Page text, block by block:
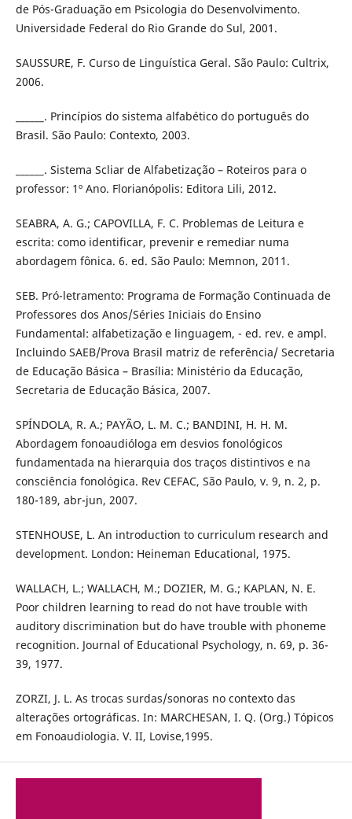
de Pós-Graduação em Psicologia do Desenvolvimento.
Universidade Federal do Rio Grande do Sul, 2001.
SAUSSURE, F. Curso de Linguística Geral. São Paulo: Cultrix,
2006.
______. Princípios do sistema alfabético do português do
Brasil. São Paulo: Contexto, 2003.
______. Sistema Scliar de Alfabetização – Roteiros para o
professor: 1º Ano. Florianópolis: Editora Lili, 2012.
SEABRA, A. G.; CAPOVILLA, F. C. Problemas de Leitura e
escrita: como identificar, prevenir e remediar numa
abordagem fônica. 6. ed. São Paulo: Memnon, 2011.
SEB. Pró-letramento: Programa de Formação Continuada de
Professores dos Anos/Séries Iniciais do Ensino
Fundamental: alfabetização e linguagem, - ed. rev. e ampl.
Incluindo SAEB/Prova Brasil matriz de referência/ Secretaria
de Educação Básica – Brasília: Ministério da Educação,
Secretaria de Educação Básica, 2007.
SPÍNDOLA, R. A.; PAYÃO, L. M. C.; BANDINI, H. H. M.
Abordagem fonoaudióloga em desvios fonológicos
fundamentada na hierarquia dos traços distintivos e na
consciência fonológica. Rev CEFAC, São Paulo, v. 9, n. 2, p.
180-189, abr-jun, 2007.
STENHOUSE, L. An introduction to curriculum research and
development. London: Heineman Educational, 1975.
WALLACH, L.; WALLACH, M.; DOZIER, M. G.; KAPLAN, N. E.
Poor children learning to read do not have trouble with
auditory discrimination but do have trouble with phoneme
recognition. Journal of Educational Psychology, n. 69, p. 36-
39, 1977.
ZORZI, J. L. As trocas surdas/sonoras no contexto das
alterações ortográficas. In: MARCHESAN, I. Q. (Org.) Tópicos
em Fonoaudiologia. V. II, Lovise,1995.